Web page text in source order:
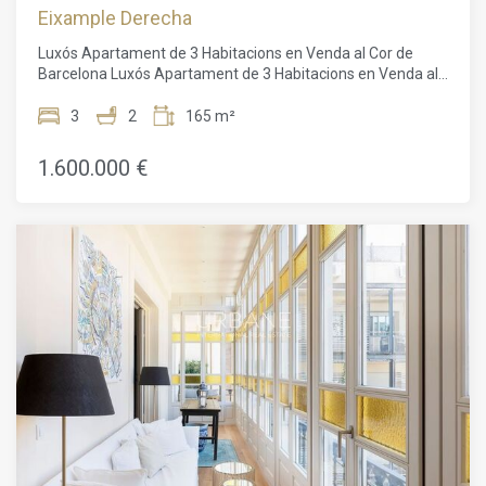
Eixample Derecha
Luxós Apartament de 3 Habitacions en Venda al Cor de
Barcelona Luxós Apartament de 3 Habitacions en Venda al
habitacions excepcionalment transformat, situat a la
Catalunya i el Passeig de Gràcia. Aquesta propietat ha estat
convertida en un veritable palau per una de les principals
aquest apartament té una superfície de 185 m² amb
sostres alts i grans finestres que omplen l'espai de llum
natural. Compta amb tres habitacions dobles, dues d'elles
suites, i dos banys complets, proporcionant privacitat i
confort. La cuina independent està totalment equipada i
inclou una zona de safareig separada. La propietat disposa
d'una galeria tancada impressionant, típica del districte de
l'Eixample, perfecta per relaxar-se, i un balcó que ofereix
encantadores vistes de la ciutat. Aquest apartament no és
només un habitatge sinó una obra d'art habitable, amb
acabats luxosos i una decoració que combina l'elegància
històrica amb les comoditats modernes. Representa una
3 2 165 m²
1.600.000 €